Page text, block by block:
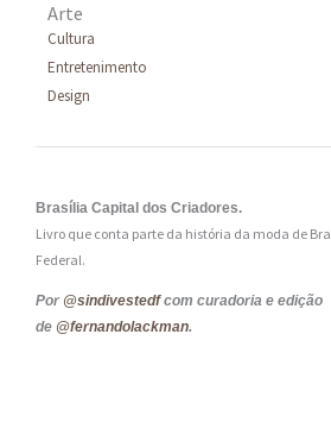
Arte
Cultura
Entretenimento
Design
Brasília Capital dos Criadores.
Livro que conta parte da história da moda de
Federal.
Por @sindivestedfcom curadoria e edição
de @fernandolackman.